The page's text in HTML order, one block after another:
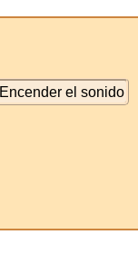
Encender el sonido